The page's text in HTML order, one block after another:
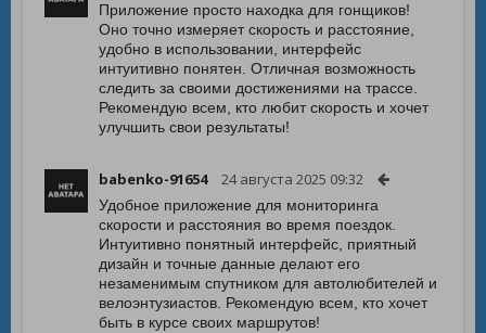
Приложение просто находка для гонщиков!
Оно точно измеряет скорость и расстояние,
удобно в использовании, интерфейс
интуитивно понятен. Отличная возможность
следить за своими достижениями на трассе.
Рекомендую всем, кто любит скорость и хочет
улучшить свои результаты!
babenko-91654 24 августа 2025 09:32
Удобное приложение для мониторинга
скорости и расстояния во время поездок.
Интуитивно понятный интерфейс, приятный
дизайн и точные данные делают его
незаменимым спутником для автолюбителей и
велоэнтузиастов. Рекомендую всем, кто хочет
быть в курсе своих маршрутов!